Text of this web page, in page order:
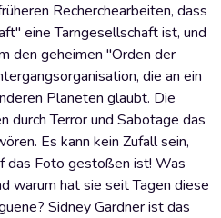
Recherchearbeiten, dass
eine Tarngesellschaft ist, und
den geheimen "Orden der
die an ein
Planeten glaubt. Die
durch Terror und Sabotage das
Es kann kein Zufall sein,
das Foto gestoßen ist! Was
warum hat sie seit Tagen diese
Sidney Gardner ist das